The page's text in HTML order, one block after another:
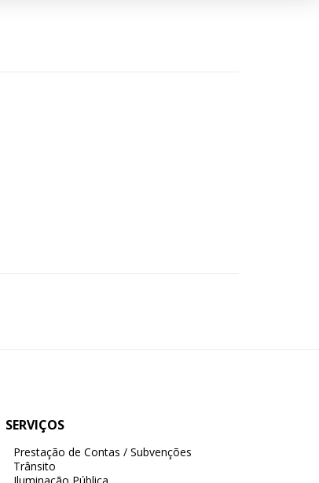
SERVIÇOS
Prestação de Contas / Subvenções
Trânsito